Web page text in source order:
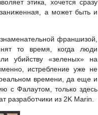
этика, хочется сразу
а может быть и
франшизой,
то время, когда люди
убийству «зеленых» на
истребление уже не
времени, да еще и
с Фалаутом, только здесь
из 2K Marin.